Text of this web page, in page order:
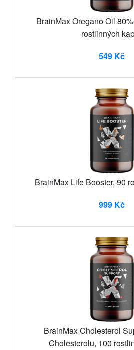
BrainMax Oregano Oil
rostlinných
549 Kč
BrainMax Life Booster, 90
999 Kč
BrainMax Cholesterol
Cholesterolu, 100